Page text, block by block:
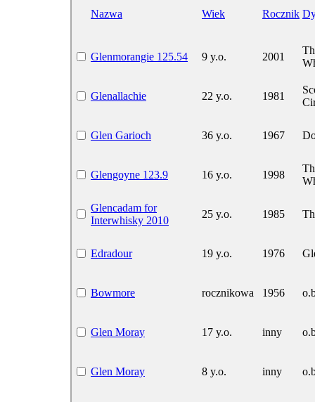
Nazwa Wiek Rocznik
Glenmorangie 125.54 9 y.o. 2001
Glenallachie 22 y.o. 1981
Glen Garioch 36 y.o. 1967
Glengoyne 123.9 16 y.o. 1998
Glencadam for
Interwhisky 2010
25 y.o. 1985
Edradour 19 y.o. 1976
Bowmore rocznikowa 1956
Glen Moray 17 y.o. inny
Glen Moray 8 y.o. inny